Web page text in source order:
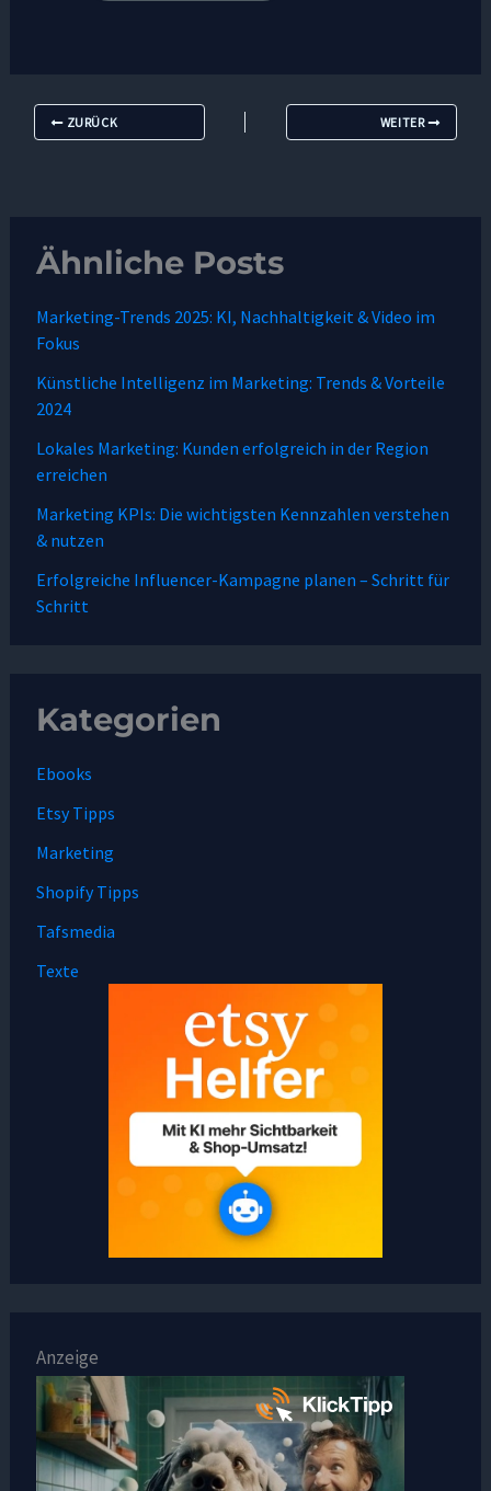
ZURÜCK WEITER
Ähnliche Posts
Marketing-Trends 2025: KI, Nachhaltigkeit & Video im
Fokus
Künstliche Intelligenz im Marketing: Trends & Vorteile
2024
Lokales Marketing: Kunden erfolgreich in der Region
erreichen
Marketing KPIs: Die wichtigsten Kennzahlen verstehen
& nutzen
Erfolgreiche Influencer-Kampagne planen – Schritt für
Schritt
Kategorien
Ebooks
Etsy Tipps
Marketing
Shopify Tipps
Tafsmedia
Texte
Anzeige